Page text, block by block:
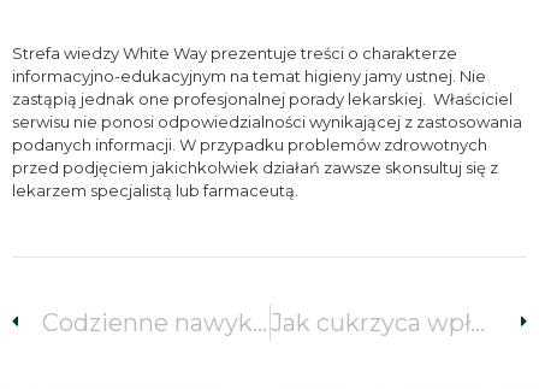
Strefa wiedzy White Way prezentuje treści o charakterze
informacyjno-edukacyjnym na temat higieny jamy ustnej. Nie
zastąpią jednak one profesjonalnej porady lekarskiej. Właściciel
serwisu nie ponosi odpowiedzialności wynikającej z zastosowania
podanych informacji. W przypadku problemów zdrowotnych
przed podjęciem jakichkolwiek działań zawsze skonsultuj się z
lekarzem specjalistą lub farmaceutą.
Codzienne nawyki szkodliwe dla zębów. Jak cukrzyca wpływa na zęby ?